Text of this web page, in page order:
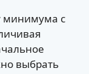
минимума с
выбрать